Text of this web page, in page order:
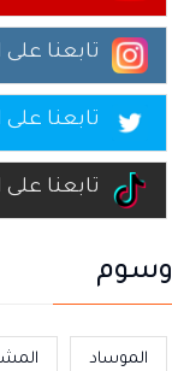
تابعنا
تابعنا على
تابعنا
وسوم
الموساد